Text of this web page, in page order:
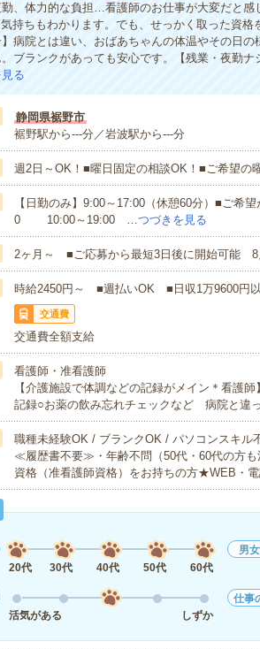
勤、体力的な負担…看護師のお仕事が大変だと感
持ちもわかります。でも、せっかく取った資格
】病院とは違い、おばあちゃんの体温やその日
ブランクがあっても安心です。【残業・夜勤
る
静岡県裾野市
裾野駅から---分／岩波駅から---分
週2日～OK！■曜日固定の相談OK！■ご希望の
【日勤のみ】9:00～17:00（休憩60分）■ご希
0 10:00～19:00 …つづきを見る
2ヶ月～ ■ご応募から最短3日後に開始可能 8
時給2450円～ ■週払いOK ■日収1万9600円
交通費
交通費全額支給
看護師・准看護師
【介護施設で体調などの記録がメイン＊看護
記録○お薬の飲み忘れチェックなど 病院と違
職種未経験OK / ブランクOK / パソコンスキル
≪履歴書不要≫・年齢不問（50代・60代の方
資格（准看護師資格）をお持ちの方★WEB・
20代
30代 40代 50代 60代
男
活気がある
しずか
仕事